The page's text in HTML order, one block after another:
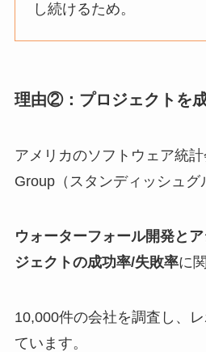
し続けるため。
理由②：プロジェクトを
アメリカのソフトウェア統
Group（スタンディッシュグ
ウォーターフォール開発と
ジェクトの成功率/失敗率に
10,000件の会社を調査し、
ています。